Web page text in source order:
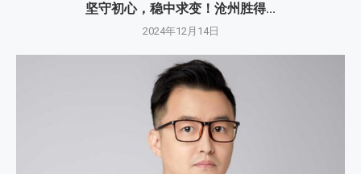
坚守初心，稳中求变！沧州胜得...
2024年12月14日